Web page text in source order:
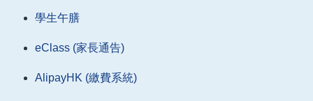
學生午膳
eClass (家長通告)
AlipayHK (繳費系統)